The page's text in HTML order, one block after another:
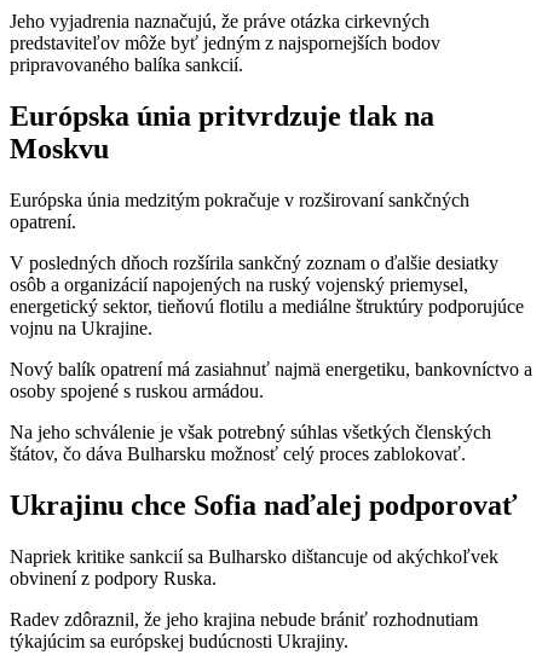
Jeho vyjadrenia naznačujú, že práve otázka cirkevných
predstaviteľov môže byť jedným z najspornejších bodov
pripravovaného balíka sankcií.
Európska únia pritvrdzuje tlak na
Moskvu
Európska únia medzitým pokračuje v rozširovaní sankčných
opatrení.
V posledných dňoch rozšírila sankčný zoznam o ďalšie desiatky
osôb a organizácií napojených na ruský vojenský priemysel,
energetický sektor, tieňovú flotilu a mediálne štruktúry podporujúce
vojnu na Ukrajine.
Nový balík opatrení má zasiahnuť najmä energetiku, bankovníctvo a
osoby spojené s ruskou armádou.
Na jeho schválenie je však potrebný súhlas všetkých členských
štátov, čo dáva Bulharsku možnosť celý proces zablokovať.
Ukrajinu chce Sofia naďalej podporovať
Napriek kritike sankcií sa Bulharsko dištancuje od akýchkoľvek
obvinení z podpory Ruska.
Radev zdôraznil, že jeho krajina nebude brániť rozhodnutiam
týkajúcim sa európskej budúcnosti Ukrajiny.